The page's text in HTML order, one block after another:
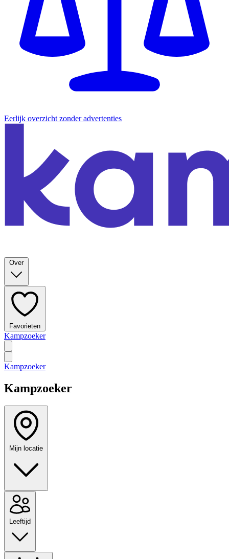
Eerlijk overzicht zonder advertenties
Over
Favorieten
Kampzoeker
Kampzoeker
Kampzoeker
Mijn locatie
Leeftijd